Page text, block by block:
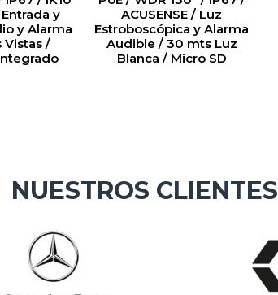
y
y Alarma
Vistas /
ACUSENSE / Luz
Estroboscópica y Alarma
Audible / 30 mts Luz
Blanca / Micro SD
NUESTROS CLIENTES